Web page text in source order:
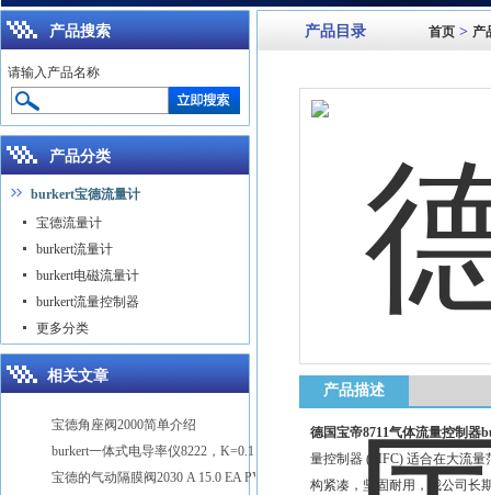
产品目录 首页 > 产
产品描述
德国宝帝8711气体流量控制器
量控制器 (MFC) 适合在大流
构紧凑，坚固耐用，我公司长
产品搜索
请输入产品名称
产品分类
burkert宝德流量计
宝德流量计
burkert流量计
burkert电磁流量计
burkert流量控制器
更多分类
相关文章
宝德角座阀2000简单介绍
burkert一体式电导率仪8222，K=0.1